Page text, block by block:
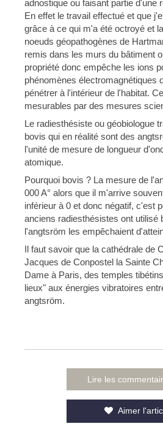
adnostique ou faisant partie d'une
En effet le travail effectué et que
grâce à ce qui m'a été octroyé et
noeuds géopathogènes de
remis dans les murs du bâtiment
propriété donc empêche les ions
phénomènes électromagnétiques
pénétrer à l'intérieur de l'habitat.
mesurables par des mesures
Le radiesthésiste ou géobiologue
bovis qui en réalité sont des
l'unité de mesure de longueur
atomique.
Pourquoi bovis ? La mesure de
000 A° alors que il m'arrive
inférieur à 0 et donc négatif, c'est
anciens radiesthésistes ont utilisé
l'angtsröm les empêchaient
Il faut savoir que la cathédrale de
Jacques de Conpostel la Sainte
Dame à Paris, des temples
lieux" aux énergies vibratoires
angtsröm.
Lire les
Aimer